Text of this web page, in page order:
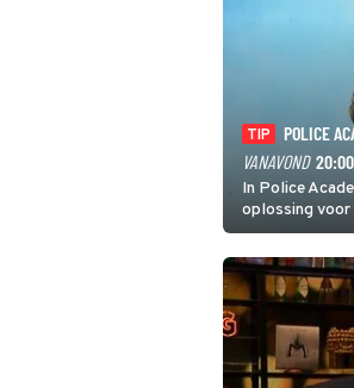
TIP
POLICE
VANAVOND
In Police
oplossing